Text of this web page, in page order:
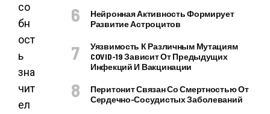
со
бн
ост
ь
зна
чит
ел
Нейронная Активность Формирует
Развитие Астроцитов
Уязвимость К Различным Мутациям
COVID-19 Зависит От Предыдущих
Инфекций И Вакцинации
Перитонит Связан Со Смертностью От
Сердечно-Сосудистых Заболеваний